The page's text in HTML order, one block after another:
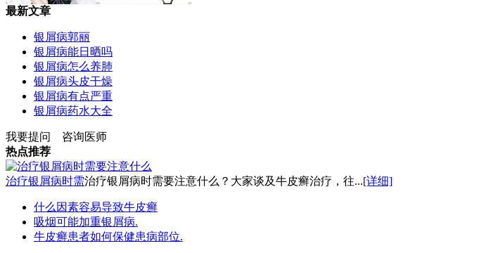
最新文章
银屑病郭丽
银屑病能日晒吗
银屑病怎么养肺
银屑病头皮干燥
银屑病有点严重
银屑病药水大全
我要提问
咨询医师
热点推荐
治疗银屑病时需治疗银屑病时需要注意什么？大家谈及牛皮癣治疗，往...[详细]
什么因素容易导致牛皮癣
吸烟可能加重银屑病.
牛皮癣患者如何保健患病部位.